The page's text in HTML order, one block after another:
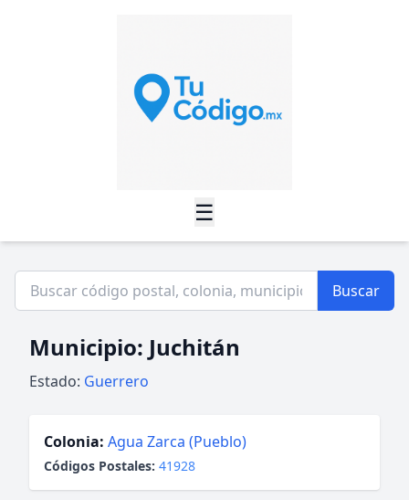
☰
Buscar
Municipio: Juchitán
Estado: Guerrero
Colonia: Agua Zarca (Pueblo)
Códigos Postales: 41928